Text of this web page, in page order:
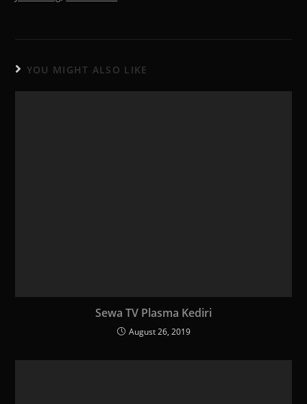
YOU MIGHT ALSO LIKE
Sewa TV Plasma Kediri
August 26, 2019